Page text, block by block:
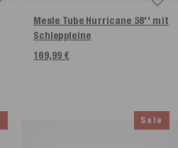
Mesle Tube Hurricane 58'' mit
Schleppleine
169,99 €
Sale